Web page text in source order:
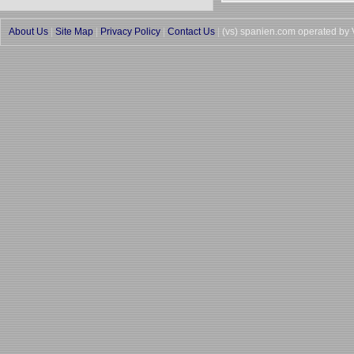
About Us Site Map Privacy Policy Contact Us (vs) spanien.com operated by